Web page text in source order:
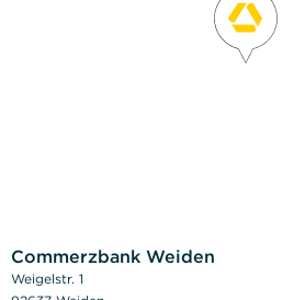
Commerzbank Weiden
Weigelstr. 1